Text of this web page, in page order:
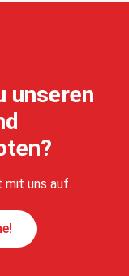
unseren
mit uns auf.